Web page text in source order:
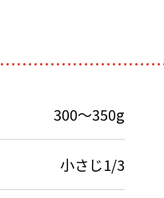
300～350g
小さじ1/3